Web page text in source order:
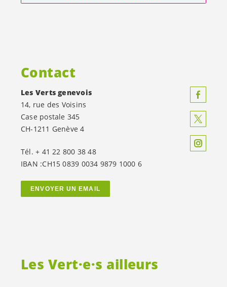
Les Vert·e·s ailleurs
Contact
Les Verts genevois
14, rue des Voisins
Case postale 345
CH-1211 Genève 4
Tél. + 41 22 800 38 48
IBAN :CH15 0839 0034 9879 1000 6
ENVOYER UN EMAIL